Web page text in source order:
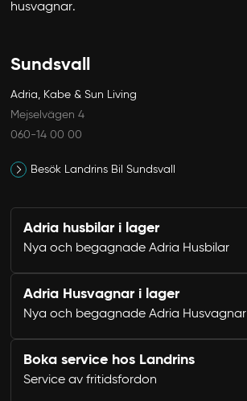
Avbryt
husvagnar.
Sundsvall
Adria, Kabe & Sun Living
Mejselvägen 4
060-14 00 00
Besök Landrins Bil Sundsvall
Adria husbilar i lager
Nya och begagnade Adria Husbilar
Adria Husvagnar i lager
Nya och begagnade Adria Husvagnar
Boka service hos Landrins
Service av fritidsfordon